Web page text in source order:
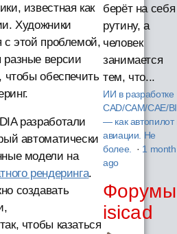
известная как
Художники
с этой проблемой,
версии
чтобы обеспечить
разработали
автоматически
модели на
рендеринга.
создавать
чтобы казаться
берёт на себя
рутину, а
человек
занимается
тем, что...
ИИ в разработке
CAD/CAM/CAE/
— как автопилот
авиации. Не
более. · 1 month
ago
Форумы
isicad